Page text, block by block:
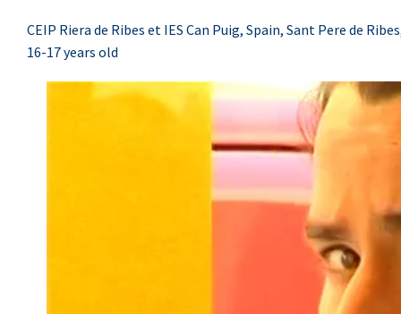
CEIP Riera de Ribes et IES Can Puig, Spain, Sant Pere de
16-17 years old